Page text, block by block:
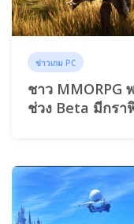
ข่าวเกม PC
ชาว MMORPG
ช่วง Beta มีกรา